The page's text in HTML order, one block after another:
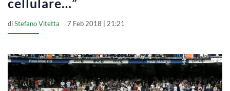
cellulare…”
diStefano Vitetta 7 Feb 2018 | 21:21